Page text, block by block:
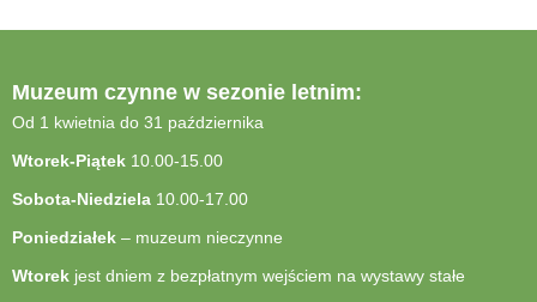
Muzeum czynne w sezonie letnim:
Od 1 kwietnia do 31 października
Wtorek-Piątek 10.00-15.00
Sobota-Niedziela 10.00-17.00
Poniedziałek – muzeum nieczynne
Wtorek jest dniem z bezpłatnym wejściem na wystawy stałe